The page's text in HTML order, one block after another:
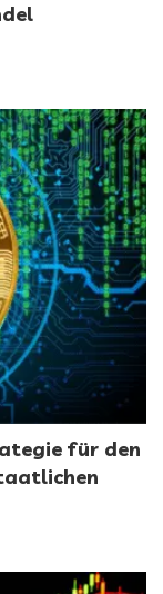
für den